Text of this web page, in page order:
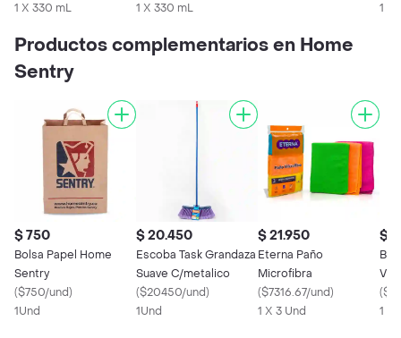
1 X 330 mL
1 X 330 mL
1 X
Productos complementarios en Home
Sentry
$ 750
Bolsa Papel Home
Sentry
($750/und)
1Und
$ 20.450
Escoba Task Grandaza
Suave C/metalico
($20450/und)
1Und
$ 21.950
Eterna Paño
Microfibra
($7316.67/und)
1 X 3 Und
$
1
(
1 X